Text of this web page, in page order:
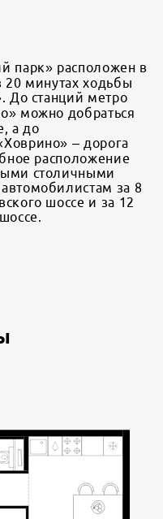
парк» расположен в
минутах ходьбы
До станций метро
можно добраться
а до
– дорога
расположение
столичными
за 8
шоссе и за 12